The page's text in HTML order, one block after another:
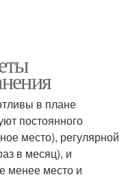
в плане
постоянного
место), регулярной
в месяц), и
менее место и